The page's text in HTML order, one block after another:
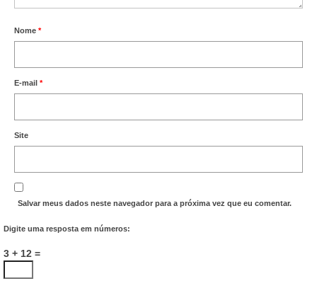
Nome *
E-mail *
Site
Salvar meus dados neste navegador para a próxima vez que eu comentar.
Digite uma resposta em números:
3 + 12 =